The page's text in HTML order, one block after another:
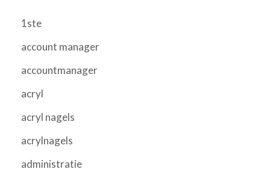
1ste
account manager
accountmanager
acryl
acryl nagels
acrylnagels
administratie